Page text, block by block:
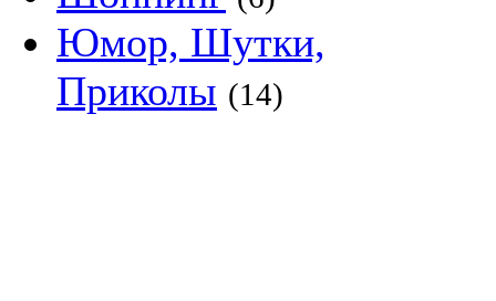
Юмор, Шутки,
Приколы (14)